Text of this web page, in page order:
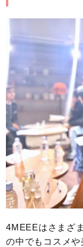
4MEEEはさまざ
の中でもコスメ